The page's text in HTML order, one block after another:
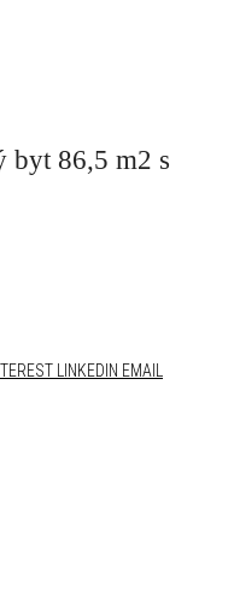
byt 86,5 m2 s
LINKEDIN EMAIL